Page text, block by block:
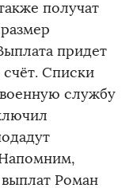
получат
придет
счёт. Списки
службу
Роман